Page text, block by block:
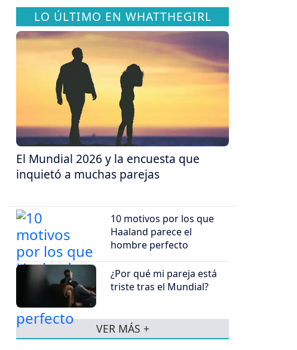
LO ÚLTIMO EN WHATTHEGIRL
El Mundial 2026 y la encuesta que
inquietó a muchas parejas
10 motivos por los que
Haaland parece el
hombre perfecto
¿Por qué mi pareja está
triste tras el Mundial?
VER MÁS +